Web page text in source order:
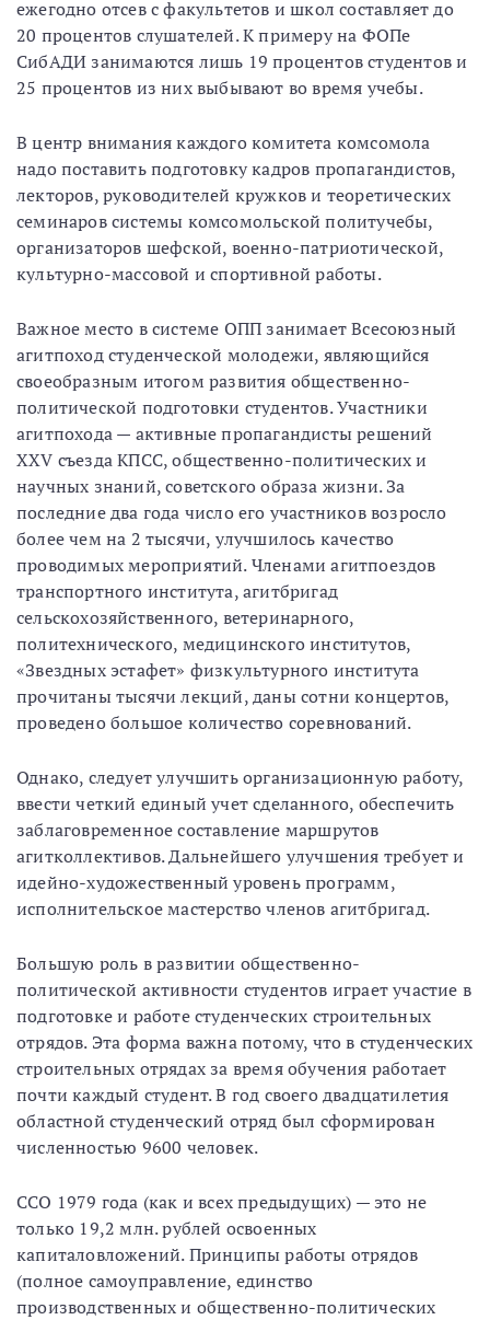
ежегодно отсев с факультетов и школ составляет до
20 процентов слушателей. К примеру на ФОПе
СибАДИ занимаются лишь 19 процентов студентов и
25 процентов из них выбывают во время учебы.
В центр внимания каждого комитета комсомола
надо поставить подготовку кадров пропагандистов,
лекторов, руководителей кружков и теоретических
семинаров системы комсомольской политучебы,
организаторов шефской, военно-патриотической,
культурно-массовой и спортивной работы.
Важное место в системе ОПП занимает Всесоюзный
агитпоход студенческой молодежи, являющийся
своеобразным итогом развития общественно-
политической подготовки студентов. Участники
агитпохода — активные пропагандисты решений
XXV съезда КПСС, общественно-политических и
научных знаний, советского образа жизни. За
последние два года число его участников возросло
более чем на 2 тысячи, улучшилось качество
проводимых мероприятий. Членами агитпоездов
транспортного института, агитбригад
сельскохозяйственного, ветеринарного,
политехнического, медицинского институтов,
«Звездных эстафет» физкультурного института
прочитаны тысячи лекций, даны сотни концертов,
проведено большое количество соревнований.
Однако, следует улучшить организационную работу,
ввести четкий единый учет сделанного, обеспечить
заблаговременное составление маршрутов
агитколлективов. Дальнейшего улучшения требует и
идейно-художественный уровень программ,
исполнительское мастерство членов агитбригад.
Большую роль в развитии общественно-
политической активности студентов играет участие в
подготовке и работе студенческих строительных
отрядов. Эта форма важна потому, что в студенческих
строительных отрядах за время обучения работает
почти каждый студент. В год своего двадцатилетия
областной студенческий отряд был сформирован
численностью 9600 человек.
ССО 1979 года (как и всех предыдущих) — это не
только 19,2 млн. рублей освоенных
капиталовложений. Принципы работы отрядов
(полное самоуправление, единство
производственных и общественно-политических